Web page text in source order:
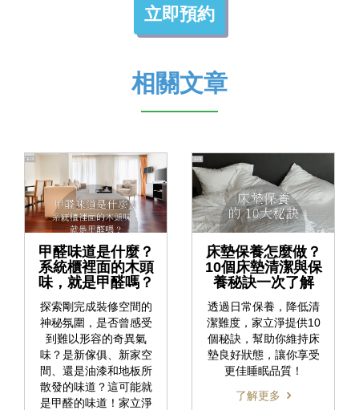
立即預約
相關文章
甲醛味道是什麼？
系統櫃裡面的木頭
味，就是甲醛嗎？
探索剛完成裝修空間的
神秘氛圍，是否曾感受
到難以形容的奇異氣
味？是新傢俱、新家空
間、還是油漆和地板所
散發的味道？這可能就
是甲醛的味道！家立淨
床墊保養怎麼做？
10個床墊清潔與保
養秘訣一次了解
透過日常保養，降低清
潔難度，家立淨提供10
個秘訣，幫助你維持床
墊良好狀態，讓你享受
更佳睡眠品質！
了解更多